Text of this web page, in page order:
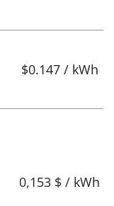
$0.147 / kWh
0,153 $ / kWh